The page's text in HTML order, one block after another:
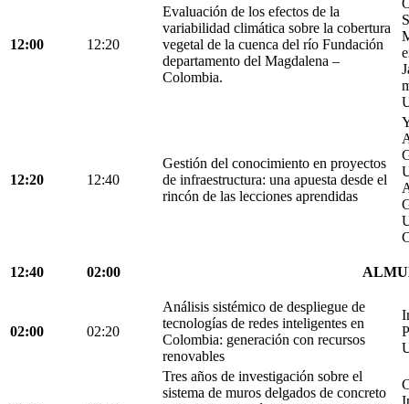
12:00 12:20
Evaluación de los efectos de la
variabilidad climática sobre la cobertura
vegetal de la cuenca del río Fundación
departamento del Magdalena –
Colombia.
12:20 12:40
Gestión del conocimiento en proyectos
de infraestructura: una apuesta desde el
rincón de las lecciones aprendidas
12:40 02:00
02:00 02:20
Análisis sistémico de despliegue de
tecnologías de redes inteligentes en
Colombia: generación con recursos
renovables
Tres años de investigación sobre el
sistema de muros delgados de concreto